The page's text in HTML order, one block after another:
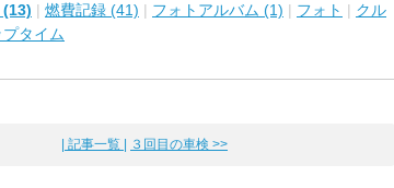
(13) | 燃費記録 (41) | フォトアルバム (1) | フォト | クル
プタイム
| 記事一覧 | ３回目の車検 >>